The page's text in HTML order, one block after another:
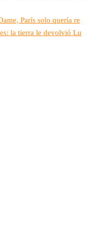
París solo quería re
la tierra le devolvió Lu